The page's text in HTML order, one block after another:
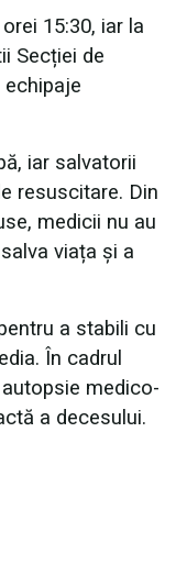
15:30, iar la
Secției de
echipaje
iar salvatorii
resuscitare. Din
medicii nu au
viața și a
a stabili cu
În cadrul
medico-
a decesului.